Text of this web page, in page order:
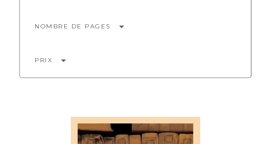
NOMBRE DE PAGES arrow_drop_down
PRIX arrow_drop_down